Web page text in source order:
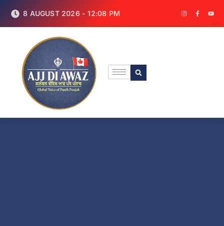
8 AUGUST 2026 - 12:08 PM